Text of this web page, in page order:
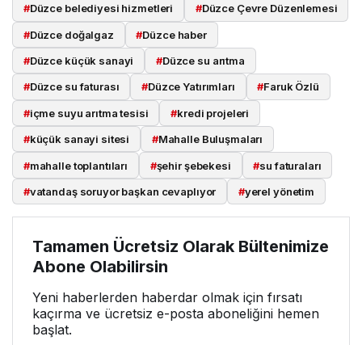
#Düzce belediyesi hizmetleri #Düzce Çevre Düzenlemesi
#Düzce doğalgaz #Düzce haber
#Düzce küçük sanayi #Düzce su arıtma
#Düzce su faturası #Düzce Yatırımları #Faruk Özlü
#içme suyu arıtma tesisi #kredi projeleri
#küçük sanayi sitesi #Mahalle Buluşmaları
#mahalle toplantıları #şehir şebekesi #su faturaları
#vatandaş soruyor başkan cevaplıyor #yerel yönetim
Tamamen Ücretsiz Olarak Bültenimize
Abone Olabilirsin
Yeni haberlerden haberdar olmak için fırsatı
kaçırma ve ücretsiz e-posta aboneliğini hemen
başlat.